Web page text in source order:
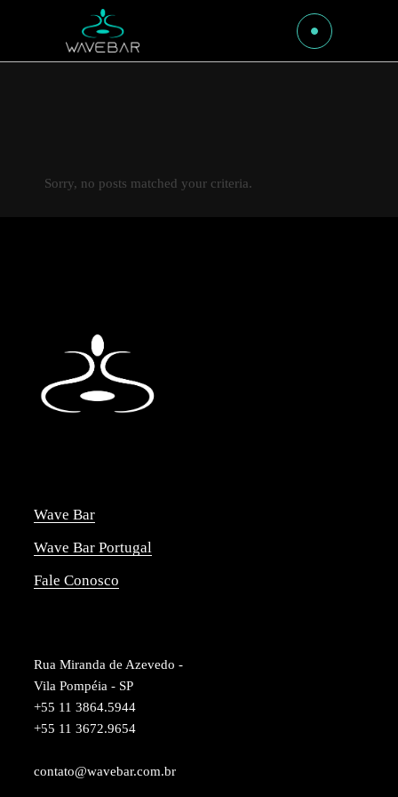
Sorry, no posts matched your criteria.
Wave Bar
Wave Bar Portugal
Fale Conosco
Rua Miranda de Azevedo -
Vila Pompéia - SP
+55 11 3864.5944
+55 11 3672.9654
contato@wavebar.com.br